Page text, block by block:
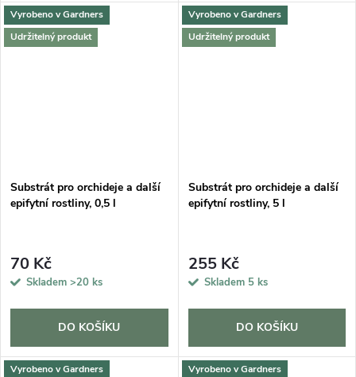
Vyrobeno v Gardners
Udržitelný produkt
Substrát pro orchideje a další
epifytní rostliny, 0,5 l
70 Kč
Skladem >20 ks
DO KOŠÍKU
Vyrobeno v Gardners
Udržitelný produkt
Substrát pro orchideje a další
epifytní rostliny, 5 l
255 Kč
Skladem 5 ks
DO KOŠÍKU
Vyrobeno v Gardners
Vyrobeno v Gardners